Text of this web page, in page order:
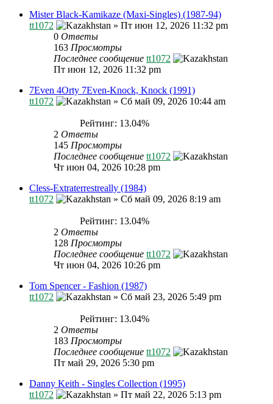
Mister Black-Kamikaze (Maxi-Singles) (1987-94)
tt1072
» Пт июн 12, 2026 11:32 pm
0 Ответы
163 Просмотры
Последнее сообщение tt1072
Пт июн 12, 2026 11:32 pm
7Even 4Orty 7Even-Knock, Knock (1991)
tt1072
» Сб май 09, 2026 10:44 am
Рейтинг: 13.04%
2 Ответы
145 Просмотры
Последнее сообщение tt1072
Чт июн 04, 2026 10:28 pm
Cless-Extraterrestreally (1984)
tt1072
» Сб май 09, 2026 8:19 am
Рейтинг: 13.04%
2 Ответы
128 Просмотры
Последнее сообщение tt1072
Чт июн 04, 2026 10:26 pm
Tom Spencer - Fashion (1987)
tt1072
» Сб май 23, 2026 5:49 pm
Рейтинг: 13.04%
2 Ответы
183 Просмотры
Последнее сообщение tt1072
Пт май 29, 2026 5:30 pm
Danny Keith - Singles Collection (1995)
tt1072
» Пт май 22, 2026 5:13 pm